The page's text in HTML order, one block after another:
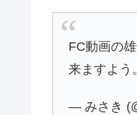
FC動画の
来ますよう
— みさき